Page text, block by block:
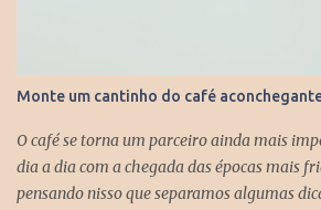
Monte um cantinho do café
O café se torna um parceiro ainda mais
dia a dia com a chegada das épocas mais
pensando nisso que separamos algumas